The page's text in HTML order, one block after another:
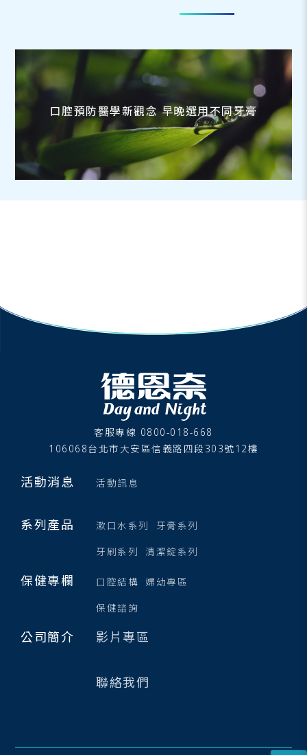
口腔預防醫學新觀念 早晚選用不同牙膏
客服專線 0800-018-668
106068台北市大安區信義路四段303號12樓
活動消息 活動訊息
系列產品 漱口水系列
牙膏系列
牙刷系列
清潔錠系列
保健專欄 口腔結構
婦幼專區
保健諮詢
公司簡介 影片專區
聯絡我們